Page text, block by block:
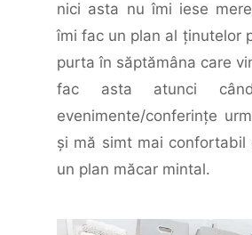
nici asta nu îmi iese
îmi fac un plan al ţinutelor
purta în săptămâna care
fac asta atunci
evenimente/conferinţe
şi mă simt mai confortabil
un plan măcar mintal.